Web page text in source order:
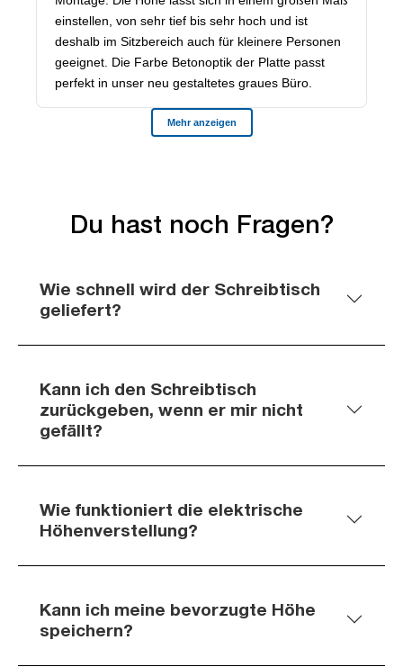
Du hast noch Fragen?
Wie schnell wird der Schreibtisch
geliefert?
Kann ich den Schreibtisch
zurückgeben, wenn er mir nicht
gefällt?
Wie funktioniert die elektrische
Höhenverstellung?
Kann ich meine bevorzugte Höhe
speichern?